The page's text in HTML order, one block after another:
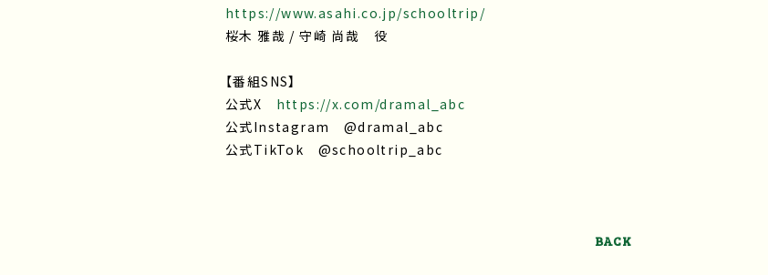
https://www.asahi.co.jp/schooltrip/
桜木 雅哉 / 守崎 尚哉 役
【番組SNS】
公式X https://x.com/dramal_abc
公式Instagram @dramal_abc
公式TikTok @schooltrip_abc
BACK